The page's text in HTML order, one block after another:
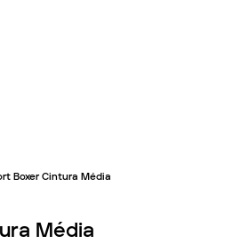
Boxer Cintura Média
Média